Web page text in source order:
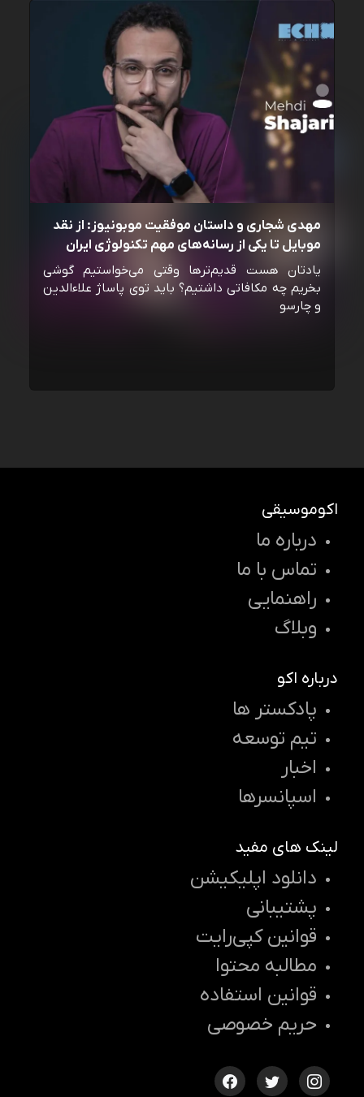
مهدی شجاری و داستان موفقیت موبونیوز: از نقد
موبایل تا یکی از رسانه‌‌های مهم تکنولوژی ایران
یادتان هست قدیم‌ترها وقتی می‌خواستیم گوشی
بخریم چه مکافاتی داشتیم؟ باید توی پاساژ علاءالدین
و چارسو
اکوموسیقی
درباره ما
تماس با ما
راهنمایی
وبلاگ
درباره اکو
پادکستر ها
تیم توسعه
اخبار
اسپانسرها
لینک های مفید
دانلود اپلیکیشن
پشتیبانی
قوانین کپی‌رایت
مطالبه محتوا
قوانین استفاده
حریم خصوصی